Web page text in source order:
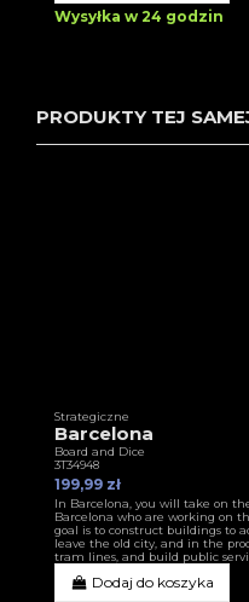
Wysyłka w 24 godzin
PRODUKTY TEJ
Strategiczne
Barcelona
Board and Dice
3T34948
199,99 zł
In Barcelona, you will take on
Barcelona who are working on
goal is to construct buildings to
leave the old city, and in the
tram lines, and build public
Dodaj do koszyka